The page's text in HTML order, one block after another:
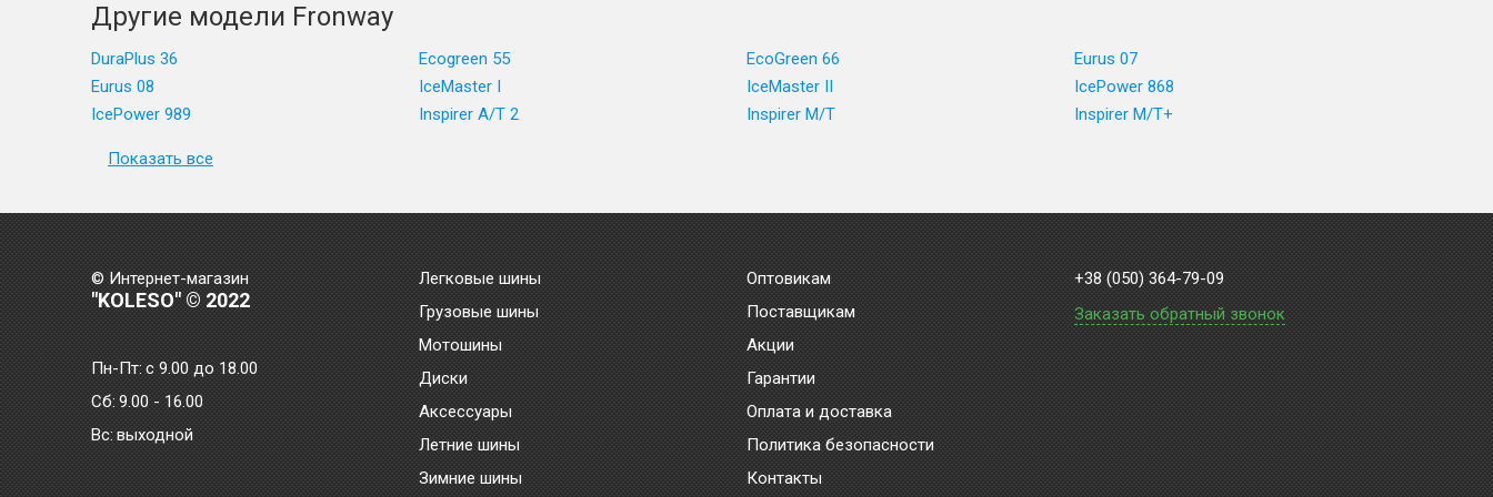
Другие модели Fronway
DuraPlus 36 Ecogreen 55 EcoGreen 66
Eurus 07
Eurus 08
IceMaster I IceMaster II
IcePower 868
IcePower 989
Inspirer A/T 2 Inspirer M/T Inspirer M/T+
Показать все
© Интернет-магазин
"KOLESO" © 2022
Пн-Пт:с 9.00 до 18.00
Сб: 9.00 - 16.00
Bc: выходной
Легковые шины
Грузовые шины
Мотошины
Диски
Аксессуары
Летние шины
Зимние шины
Оптовикам
Поставщикам
Акции
Гарантии
Оплата и доставка
Политика безопасности
Контакты
+38 (050) 364-79-09
Заказать обратный звонок